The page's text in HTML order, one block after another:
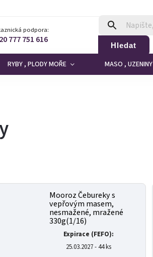
podpora:
777 751 616 Hledat
RYBY , PLODY MOŘE MASO , UZENINY
Mooroz Čebureky s
vepřovým masem,
nesmažené, mražené
330g(1/16)
Expirace (FEFO):
25.03.2027 - 44 ks